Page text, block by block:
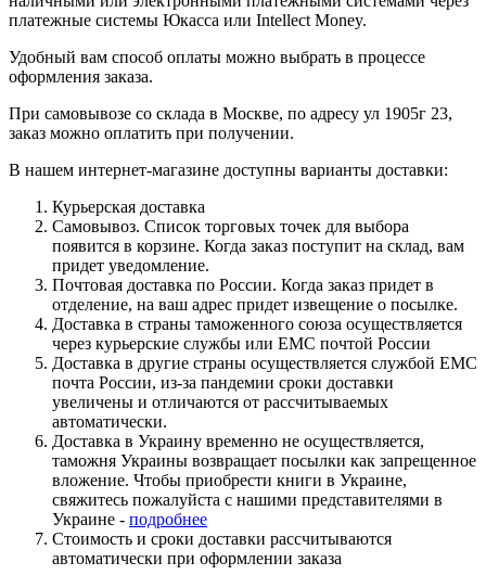
платежные системы Юкасса или Intellect Money.
Удобный вам способ оплаты можно выбрать в процессе
оформления заказа.
При самовывозе со склада в Москве, по адресу ул 1905г 23,
заказ можно оплатить при получении.
В нашем интернет-магазине доступны варианты доставки:
Курьерская доставка
Самовывоз. Список торговых точек для выбора
появится в корзине. Когда заказ поступит на склад, вам
придет уведомление.
Почтовая доставка по России. Когда заказ придет в
отделение, на ваш адрес придет извещение о посылке.
Доставка в страны таможенного союза осуществляется
через курьерские службы или ЕМС почтой России
Доставка в другие страны осуществляется службой ЕМС
почта России, из-за пандемии сроки доставки
увеличены и отличаются от рассчитываемых
автоматически.
Доставка в Украину временно не осуществляется,
таможня Украины возвращает посылки как запрещенное
вложение. Чтобы приобрести книги в Украине,
свяжитесь пожалуйста с нашими представителями в
Украине - подробнее
Стоимость и сроки доставки рассчитываются
автоматически при оформлении заказа